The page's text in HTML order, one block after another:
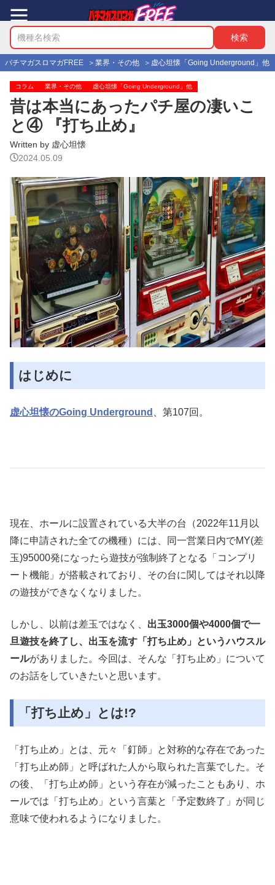
パチマガスロマガFREE 業界・その他 虚心坦懐「Going Underground」他
コラム 業界・その他 虚心坦懐「Going Underground」他
昔は本当にあったパチ屋の凄いこ
と④ 『打ち止め』
Written by 虚心坦懐
2024.05.09
はじめに
虚心坦懐のGoing Underground 、第107回。
現在、ホールに設置されている大半の台（2022年11月以
降に申請された全ての機種）には、同一営業日内でMY(差
玉)95000発になったら遊技が強制終了となる「コンプリ
ート機能」が搭載されており、その台に関してはそれ以降
の遊技ができなくなりました。
しかし、以前は差玉ではなく、 出玉3000個や4000個で一
旦遊技を終了し、出玉を流す「打ち止め」というハウスル
ールがありました。今回は、そんな「打ち止め」について
のお話をしていきたいと思います。
「打ち止め」とは!?
「打ち止め」とは、元々「釘師」と対称的な存在であった
「打ち止め師」と呼ばれた人から取られた言葉でした。そ
の後、「打ち止め師」という存在が減ったこともあり、ホ
ールでは「打ち止め」という言葉と「予定数終了」が同じ
意味で使われるようになりました。